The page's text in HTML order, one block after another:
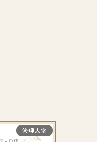
管理人室